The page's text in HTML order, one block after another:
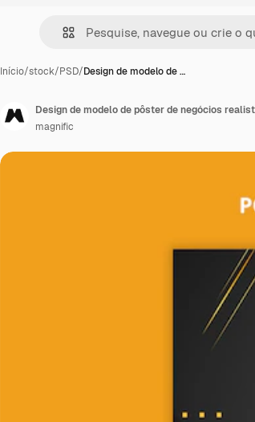
Início/stock/PSD/Design de modelo de …
Design de modelo de pôster de negócios
magnific